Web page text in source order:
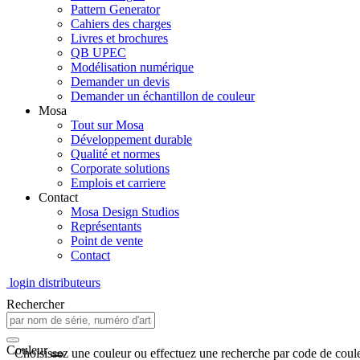
Pattern Generator
Cahiers des charges
Livres et brochures
QB UPEC
Modélisation numérique
Demander un devis
Demander un échantillon de couleur
Mosa
Tout sur Mosa
Développement durable
Qualité et normes
Corporate solutions
Emplois et carriere
Contact
Mosa Design Studios
Représentants
Point de vente
Contact
login distributeurs
Rechercher
Couleur
Choisissez une couleur ou effectuez une recherche par code de